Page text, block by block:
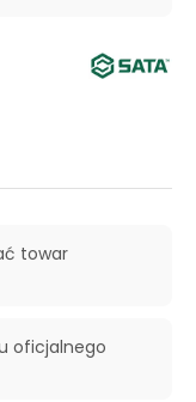
towar
oficjalnego